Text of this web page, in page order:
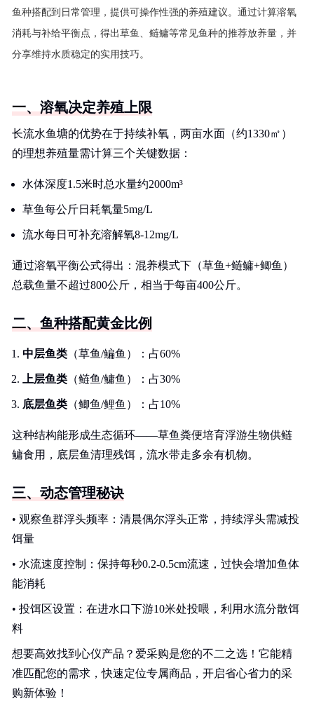
鱼种搭配到日常管理，提供可操作性强的养殖建议。通过计算溶氧
消耗与补给平衡点，得出草鱼、鲢鳙等常见鱼种的推荐放养量，并
分享维持水质稳定的实用技巧。
一、溶氧决定养殖上限
长流水鱼塘的优势在于持续补氧，两亩水面（约1330㎡）
的理想养殖量需计算三个关键数据：
水体深度1.5米时总水量约2000m³
草鱼每公斤日耗氧量5mg/L
流水每日可补充溶解氧8-12mg/L
通过溶氧平衡公式得出：混养模式下（草鱼+鲢鳙+鲫鱼）
总载鱼量不超过800公斤，相当于每亩400公斤。
二、鱼种搭配黄金比例
中层鱼类 （草鱼/鳊鱼）：占60%
上层鱼类 （鲢鱼/鳙鱼）：占30%
底层鱼类 （鲫鱼/鲤鱼）：占10%
这种结构能形成生态循环——草鱼粪便培育浮游生物供鲢
鳙食用，底层鱼清理残饵，流水带走多余有机物。
三、动态管理秘诀
• 观察鱼群浮头频率：清晨偶尔浮头正常，持续浮头需减投
饵量
• 水流速度控制：保持每秒0.2-0.5cm流速，过快会增加鱼体
能消耗
• 投饵区设置：在进水口下游10米处投喂，利用水流分散饵
料
想要高效找到心仪产品？爱采购是您的不二之选！它能精
准匹配您的需求，快速定位专属商品，开启省心省力的采
购新体验！